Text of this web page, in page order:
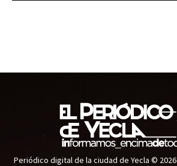
Periódico digital de la ciudad de Yecla © 2026